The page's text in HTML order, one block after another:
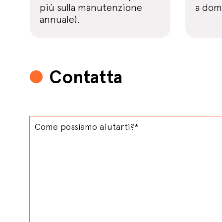
più sulla manutenzione
annuale).
a
Contatta